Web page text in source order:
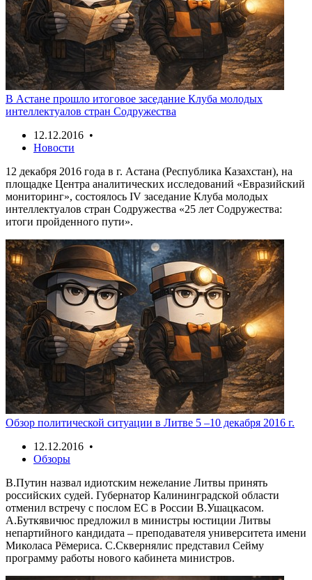
В Астане прошло итоговое заседание Клуба молодых
интеллектуалов стран Содружества
12.12.2016 •
Новости
12 декабря 2016 года в г. Астана (Республика Казахстан), на
площадке Центра аналитических исследований «Евразийский
мониторинг», состоялось IV заседание Клуба молодых
интеллектуалов стран Содружества «25 лет Содружества:
итоги пройденного пути».
Обзор политической ситуации в Литве 5 –10 декабря 2016 г.
12.12.2016 •
Обзоры
В.Путин назвал идиотским нежелание Литвы принять
российских судей. Губернатор Калининградской области
отменил встречу с послом ЕС в России В.Ушацкасом.
А.Буткявичюс предложил в министры юстиции Литвы
непартийного кандидата – преподавателя университета имени
Миколаса Рёмериса. С.Сквернялис представил Сейму
программу работы нового кабинета министров.